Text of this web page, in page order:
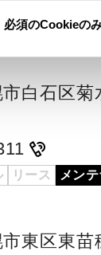
必須のCookieの
リース メンテ
白石区菊
リース メン
東区東苗